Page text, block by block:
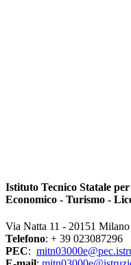
Istituto Tecnico Statale
Economico - Turismo -
Via Natta 11 - 20151 Milano
Telefono: + 39 023087296
PEC: